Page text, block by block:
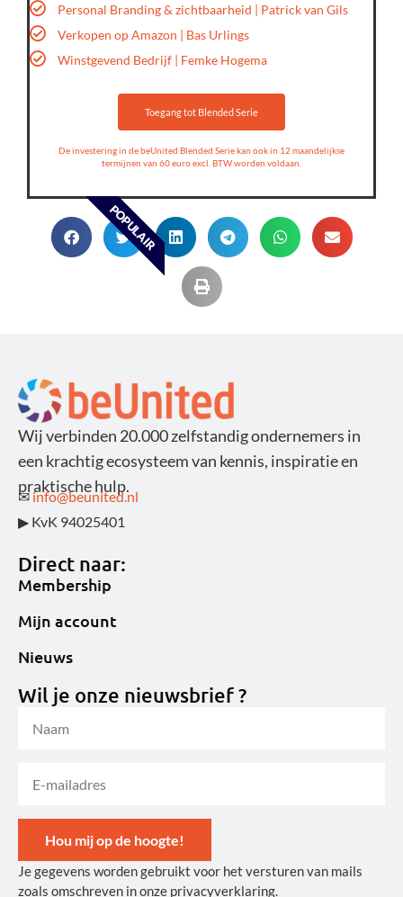
Personal Branding & zichtbaarheid | Patrick van Gils
Verkopen op Amazon | Bas Urlings
Winstgevend Bedrijf | Femke Hogema
Toegang tot Blended Serie
De investering in de beUnited Blended Serie kan ook in 12 maandelijkse
termijnen van 60 euro excl. BTW worden voldaan.
POPULAIR
Wij verbinden 20.000 zelfstandig ondernemers in
een krachtig ecosysteem van kennis, inspiratie en
praktische hulp.
✉ info@beunited.nl
▶ KvK 94025401
Direct naar:
Membership
Mijn account
Nieuws
Wil je onze nieuwsbrief ?
Hou mij op de hoogte!
Alternative:
Je gegevens worden gebruikt voor het versturen van mails
zoals omschreven in onze privacyverklaring.